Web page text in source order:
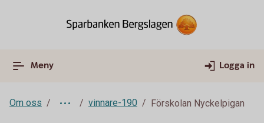
Meny Logga in
Om oss vinnare-190 Förskolan Nyckelpigan